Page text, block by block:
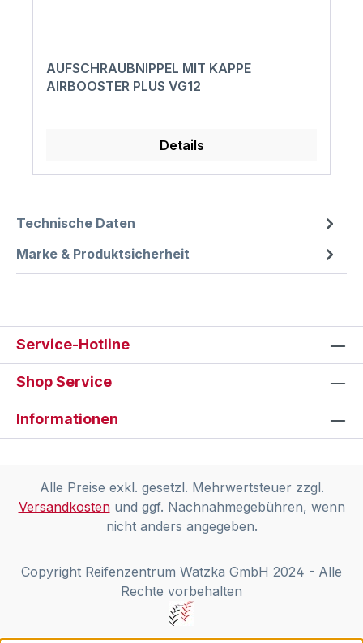
AUFSCHRAUBNIPPEL MIT KAPPE
AIRBOOSTER PLUS VG12
Details
Technische Daten
Marke & Produktsicherheit
Service-Hotline
Shop Service
Informationen
Alle Preise exkl. gesetzl. Mehrwertsteuer zzgl.
Versandkostenund ggf. Nachnahmegebühren, wenn
nicht anders angegeben.
Copyright Reifenzentrum Watzka GmbH 2024 - Alle
Rechte vorbehalten